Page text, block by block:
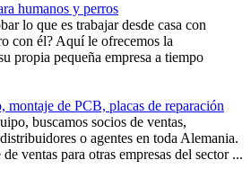
humanos y perros
lo que es trabajar desde casa con
con él? Aquí le ofrecemos la
propia pequeña empresa a tiempo
montaje de PCB, placas de reparación
buscamos socios de ventas,
o agentes en toda Alemania.
ventas para otras empresas del sector ...